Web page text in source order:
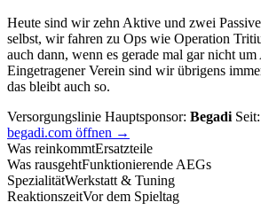
Heute sind wir zehn Aktive und zwei
selbst, wir fahren zu Ops wie Operation
auch dann, wenn es gerade mal gar nicht
Eingetragener Verein sind wir übrigens
das bleibt auch so.
Versorgungslinie Hauptsponsor: Begadi Seit:
begadi.com öffnen →
Was reinkommtErsatzteile
Was rausgehtFunktionierende AEGs
SpezialitätWerkstatt & Tuning
ReaktionszeitVor dem Spieltag